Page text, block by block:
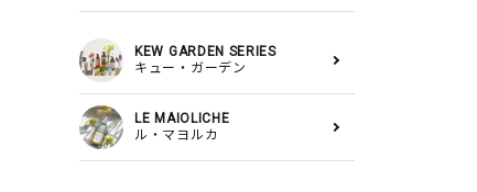
KEW GARDEN SERIES
キュー・ガーデン
LE MAIOLICHE
ル・マヨルカ